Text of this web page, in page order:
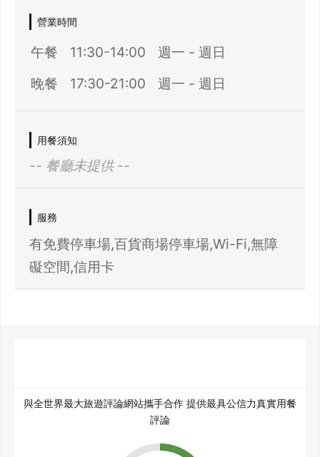
營業時間
午餐 11:30-14:00
週一 - 週日
晚餐
17:30-21:00 週一 - 週日
用餐須知
-- 餐廳未提供 --
服務
有免費停車場,百貨商場停車場,Wi-Fi,無障
礙空間,信用卡
與全世界最大旅遊評論網站攜手合作 提供最具公信力真實用餐
評論